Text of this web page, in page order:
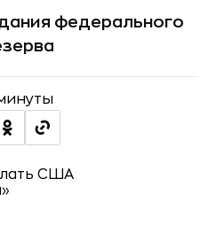
федерального